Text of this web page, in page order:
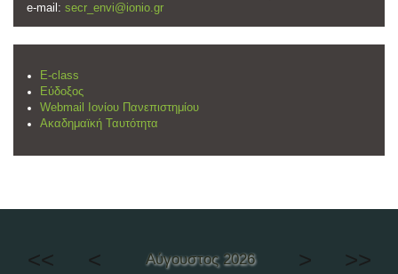
e-mail: secr_envi@ionio.gr
E-class
Εύδοξος
Webmail Ιονίου Πανεπιστημίου
Ακαδημαϊκή Ταυτότητα
<< < Αύγουστος 2026 > >>